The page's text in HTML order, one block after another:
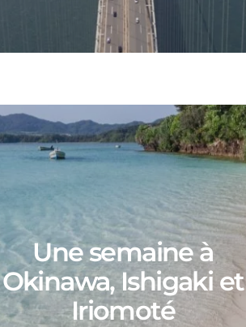
Une semaine à
Okinawa, Ishigaki et
Iriomoté